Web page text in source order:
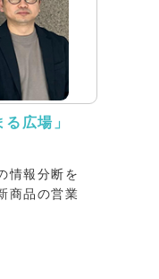
広場」
情報分断を
商品の営業